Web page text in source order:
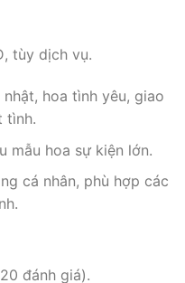
tùy dịch vụ.
nhật, hoa tình yêu, giao
tình.
mẫu hoa sự kiện lớn.
cá nhân, phù hợp các
đánh giá).